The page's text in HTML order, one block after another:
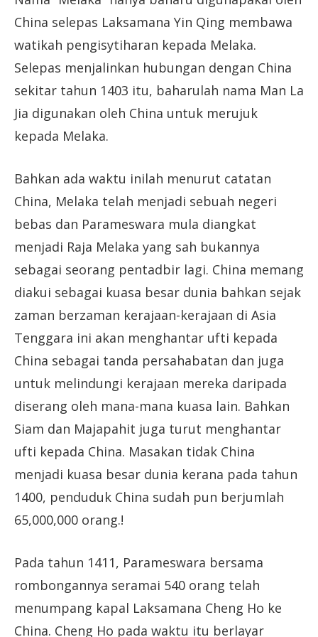
China selepas Laksamana Yin Qing membawa
watikah pengisytiharan kepada Melaka.
Selepas menjalinkan hubungan dengan China
sekitar tahun 1403 itu, baharulah nama Man La
Jia digunakan oleh China untuk merujuk
kepada Melaka.
Bahkan ada waktu inilah menurut catatan
China, Melaka telah menjadi sebuah negeri
bebas dan Parameswara mula diangkat
menjadi Raja Melaka yang sah bukannya
sebagai seorang pentadbir lagi. China memang
diakui sebagai kuasa besar dunia bahkan sejak
zaman berzaman kerajaan-kerajaan di Asia
Tenggara ini akan menghantar ufti kepada
China sebagai tanda persahabatan dan juga
untuk melindungi kerajaan mereka daripada
diserang oleh mana-mana kuasa lain. Bahkan
Siam dan Majapahit juga turut menghantar
ufti kepada China. Masakan tidak China
menjadi kuasa besar dunia kerana pada tahun
1400, penduduk China sudah pun berjumlah
65,000,000 orang.!
Pada tahun 1411, Parameswara bersama
rombongannya seramai 540 orang telah
menumpang kapal Laksamana Cheng Ho ke
China. Cheng Ho pada waktu itu berlayar